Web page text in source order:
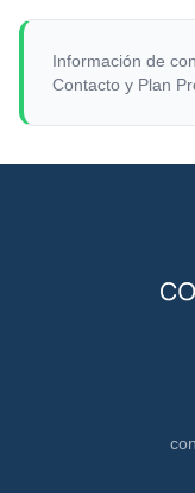
Información de
Contacto y Plan